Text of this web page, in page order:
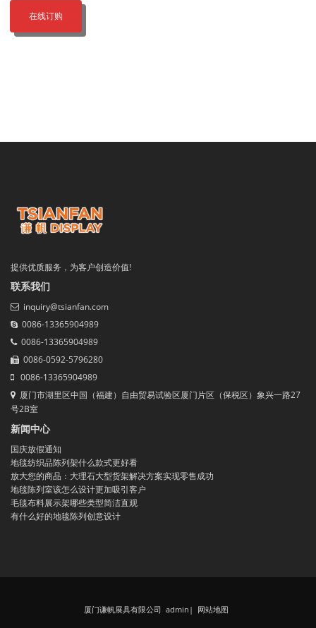
在线订购
提供优质服务，为客户创造价值!
联系我们
inquiry@tsianfan.com
0086-13365904989
0086-13365904989
0086-0592-5796280
0086-13365904989
厦门市湖里区中国（福建）自由贸易试验区厦门片区（保税区）象兴一路27
号2B室
新闻中心
国庆放假通知
地毯纺织品陈列架什么款式更好看
放大您的商品：大理石大型货架解决方案实现零售成功
地毯陈列室该怎么设计更加吸引客户
毛毯布料展示架哪些类型简洁直观
有什么好的地毯陈列创意设计
厦门谦帆展具有限公司 admin | 网站地图